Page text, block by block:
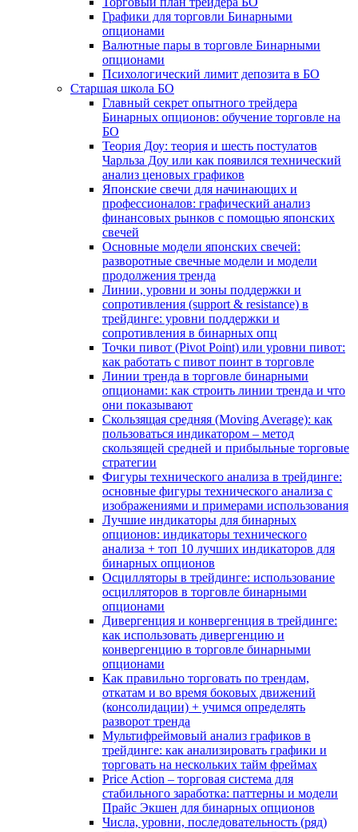
Графики для торговли Бинарными
опционами
Валютные пары в торговле Бинарными
опционами
Психологический лимит депозита в БО
Старшая школа БО
Главный секрет опытного трейдера
Бинарных опционов: обучение торговле на
БО
Теория Доу: теория и шесть постулатов
Чарльза Доу или как появился технический
анализ ценовых графиков
Японские свечи для начинающих и
профессионалов: графический анализ
финансовых рынков с помощью японских
свечей
Основные модели японских свечей:
разворотные свечные модели и модели
продолжения тренда
Линии, уровни и зоны поддержки и
сопротивления (support & resistance) в
трейдинге: уровни поддержки и
сопротивления в бинарных опц
Точки пивот (Pivot Point) или уровни пивот:
как работать с пивот поинт в торговле
Линии тренда в торговле бинарными
опционами: как строить линии тренда и что
они показывают
Скользящая средняя (Moving Average): как
пользоваться индикатором – метод
скользящей средней и прибыльные торговые
стратегии
Фигуры технического анализа в трейдинге:
основные фигуры технического анализа с
изображениями и примерами использования
Лучшие индикаторы для бинарных
опционов: индикаторы технического
анализа + топ 10 лучших индикаторов для
бинарных опционов
Осцилляторы в трейдинге: использование
осцилляторов в торговле бинарными
опционами
Дивергенция и конвергенция в трейдинге:
как использовать дивергенцию и
конвергенцию в торговле бинарными
опционами
Как правильно торговать по трендам,
откатам и во время боковых движений
(консолидации) + учимся определять
разворот тренда
Мультифреймовый анализ графиков в
трейдинге: как анализировать графики и
торговать на нескольких тайм фреймах
Price Action – торговая система для
стабильного заработка: паттерны и модели
Прайс Экшен для бинарных опционов
Числа, уровни, последовательность (ряд)